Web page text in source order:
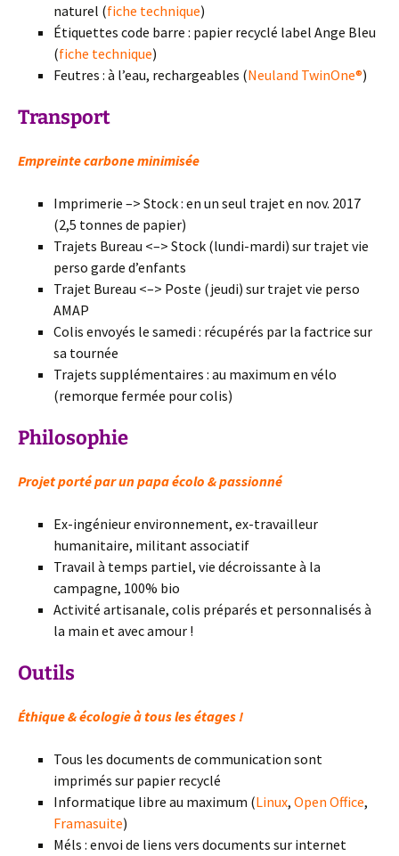
naturel (fiche technique)
Étiquettes code barre : papier recyclé label Ange Bleu
(fiche technique)
Feutres : à l’eau, rechargeables (Neuland TwinOne®)
Transport
Empreinte carbone minimisée
Imprimerie –> Stock : en un seul trajet en nov. 2017
(2,5 tonnes de papier)
Trajets Bureau <–> Stock (lundi-mardi) sur trajet vie
perso garde d’enfants
Trajet Bureau <–> Poste (jeudi) sur trajet vie perso
AMAP
Colis envoyés le samedi : récupérés par la factrice sur
sa tournée
Trajets supplémentaires : au maximum en vélo
(remorque fermée pour colis)
Philosophie
Projet porté par un papa écolo & passionné
Ex-ingénieur environnement, ex-travailleur
humanitaire, militant associatif
Travail à temps partiel, vie décroissante à la
campagne, 100% bio
Activité artisanale, colis préparés et personnalisés à
la main et avec amour !
Outils
Éthique & écologie à tous les étages !
Tous les documents de communication sont
imprimés sur papier recyclé
Informatique libre au maximum (Linux, Open Office,
Framasuite)
Méls : envoi de liens vers documents sur internet